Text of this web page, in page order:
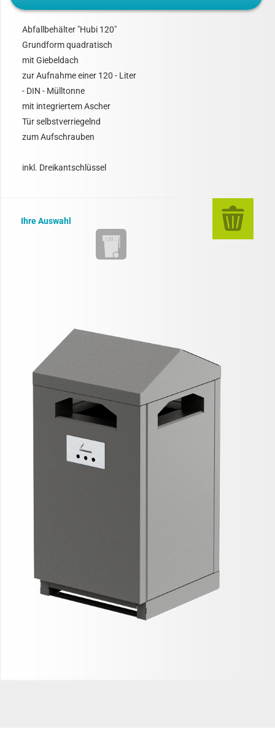
Abfallbehälter "Hubi 120"
Grundform quadratisch
mit Giebeldach
zur Aufnahme einer 120 - Liter
- DIN - Mülltonne
mit integriertem Ascher
Tür selbstverriegelnd
zum Aufschrauben
inkl. Dreikantschlüssel
Ihre Auswahl